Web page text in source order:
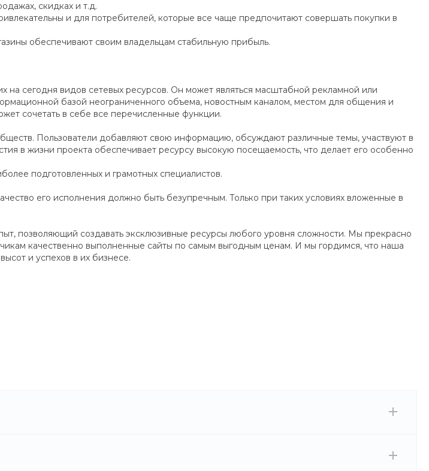
скидках и т.д.
и для потребителей, которые все чаще предпочитают совершать покупки в
обеспечивают своим владельцам стабильную прибыль.
сегодня видов сетевых ресурсов. Он может являться масштабной рекламной или
базой неограниченного объема, новостным каналом, местом для общения и
сочетать в себе все перечисленные функции.
Пользователи добавляют свою информацию, обсуждают различные темы, участвуют в
в жизни проекта обеспечивает ресурсу высокую посещаемость, что делает его особенно
подготовленных и грамотных специалистов.
его исполнения должно быть безупречным. Только при таких условиях вложенные в
позволяющий создавать эксклюзивные ресурсы любого уровня сложности. Мы прекрасно
качественно выполненные сайты по самым выгодным ценам. И мы гордимся, что наша
и успехов в их бизнесе.